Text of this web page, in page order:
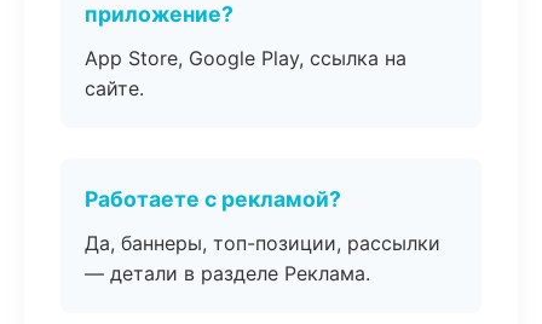
приложение?
App Store, Google Play, ссылка на
сайте.
Работаете с рекламой?
Да, баннеры, топ-позиции, рассылки
— детали в разделе Реклама.